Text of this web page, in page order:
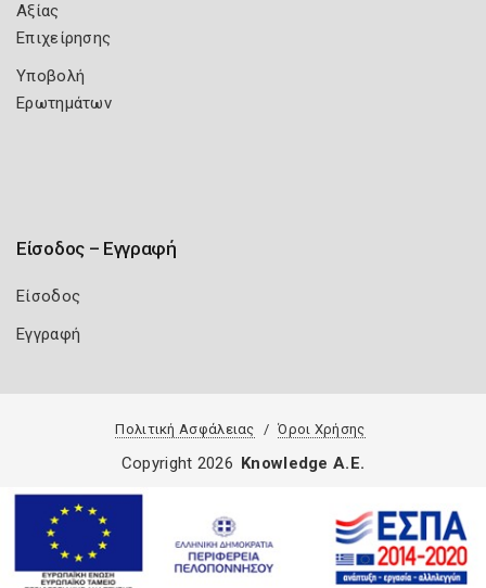
Αξίας
Επιχείρησης
Υποβολή
Ερωτημάτων
Είσοδος – Εγγραφή
Είσοδος
Εγγραφή
Πολιτική Ασφάλειας Όροι Χρήσης
Copyright 2026 Knowledge A.E.